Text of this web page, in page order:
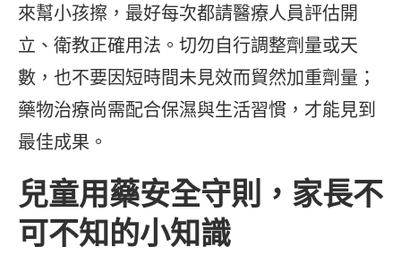
來幫小孩擦，最好每次都請醫療人員評估開
立、衛教正確用法。切勿自行調整劑量或天
數，也不要因短時間未見效而貿然加重劑量；
藥物治療尚需配合保濕與生活習慣，才能見到
最佳成果。
兒童用藥安全守則，家長不
可不知的小知識